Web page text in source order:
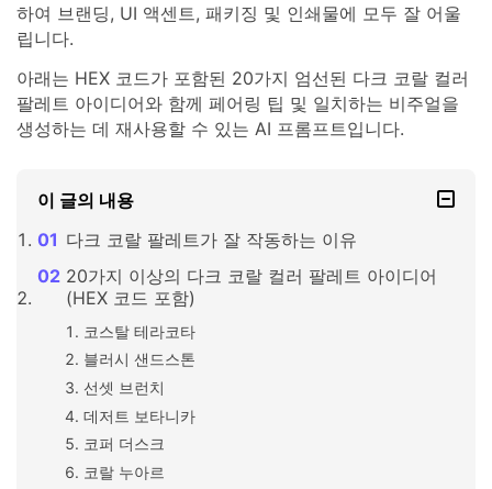
하여 브랜딩, UI 액센트, 패키징 및 인쇄물에 모두 잘 어울
립니다.
아래는 HEX 코드가 포함된 20가지 엄선된 다크 코랄 컬러
팔레트 아이디어와 함께 페어링 팁 및 일치하는 비주얼을
생성하는 데 재사용할 수 있는 AI 프롬프트입니다.
이 글의 내용
다크 코랄 팔레트가 잘 작동하는 이유
20가지 이상의 다크 코랄 컬러 팔레트 아이디어
(HEX 코드 포함)
코스탈 테라코타
블러시 샌드스톤
선셋 브런치
데저트 보타니카
코퍼 더스크
코랄 누아르